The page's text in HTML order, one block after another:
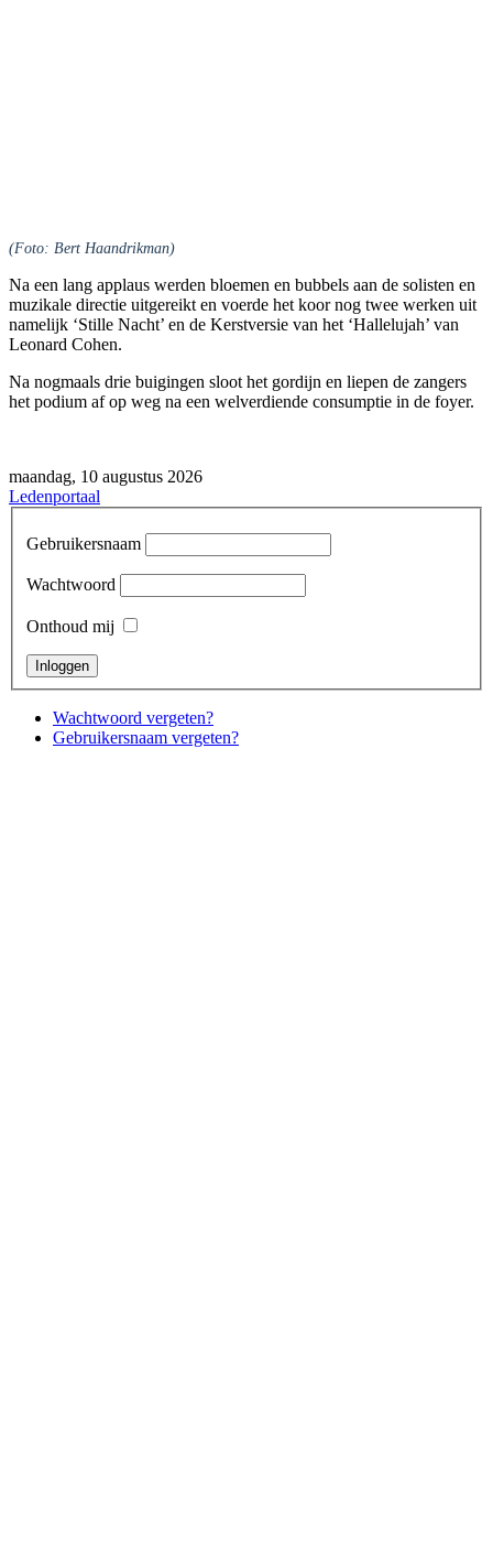
(Foto: Bert Haandrikman)
Na een lang applaus werden bloemen en bubbels aan de solisten en
muzikale directie uitgereikt en voerde het koor nog twee werken uit
namelijk ‘Stille Nacht’ en de Kerstversie van het ‘Hallelujah’ van
Leonard Cohen.
Na nogmaals drie buigingen sloot het gordijn en liepen de zangers
het podium af op weg na een welverdiende consumptie in de foyer.
maandag, 10 augustus 2026
Ledenportaal
Gebruikersnaam
Wachtwoord
Onthoud mij
Wachtwoord vergeten?
Gebruikersnaam vergeten?